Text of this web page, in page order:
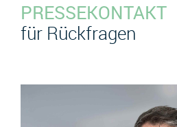
PRESSEKONTAKT
für Rückfragen